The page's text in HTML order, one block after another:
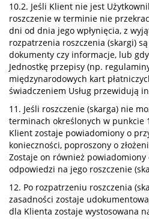
10.2. Jeśli Klient nie jest
roszczenie w terminie nie
dni od dnia jego wpłynięcia, z
rozpatrzenia roszczenia (skargi)
dokumenty czy informacje, lub
Jednostkę przepisy (np.
międzynarodowych kart
świadczeniem Usług przewidują
11. Jeśli roszczenie (skarga) nie
terminach określonych w punkcie
Klient zostaje powiadomiony o
konieczności, poproszony o
Zostaje on również
odpowiedzi na jego roszczenie
12. Po rozpatrzeniu roszczenia
zasadności zostaje
dla Klienta zostaje wystosowana